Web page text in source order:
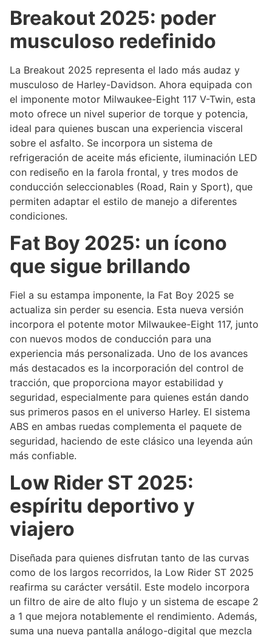
Breakout 2025: poder
musculoso redefinido
La Breakout 2025 representa el lado más audaz y
musculoso de Harley-Davidson. Ahora equipada con
el imponente motor Milwaukee-Eight 117 V-Twin, esta
moto ofrece un nivel superior de torque y potencia,
ideal para quienes buscan una experiencia visceral
sobre el asfalto. Se incorpora un sistema de
refrigeración de aceite más eficiente, iluminación LED
con rediseño en la farola frontal, y tres modos de
conducción seleccionables (Road, Rain y Sport), que
permiten adaptar el estilo de manejo a diferentes
condiciones.
Fat Boy 2025: un ícono
que sigue brillando
Fiel a su estampa imponente, la Fat Boy 2025 se
actualiza sin perder su esencia. Esta nueva versión
incorpora el potente motor Milwaukee-Eight 117, junto
con nuevos modos de conducción para una
experiencia más personalizada. Uno de los avances
más destacados es la incorporación del control de
tracción, que proporciona mayor estabilidad y
seguridad, especialmente para quienes están dando
sus primeros pasos en el universo Harley. El sistema
ABS en ambas ruedas complementa el paquete de
seguridad, haciendo de este clásico una leyenda aún
más confiable.
Low Rider ST 2025:
espíritu deportivo y
viajero
Diseñada para quienes disfrutan tanto de las curvas
como de los largos recorridos, la Low Rider ST 2025
reafirma su carácter versátil. Este modelo incorpora
un filtro de aire de alto flujo y un sistema de escape 2
a 1 que mejora notablemente el rendimiento. Además,
suma una nueva pantalla análogo-digital que mezcla